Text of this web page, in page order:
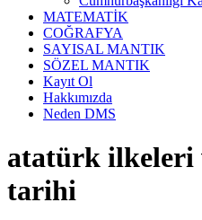
MATEMATİK
COĞRAFYA
SAYISAL MANTIK
SÖZEL MANTIK
Kayıt Ol
Hakkımızda
Neden DMS
atatürk ilkeleri
tarihi